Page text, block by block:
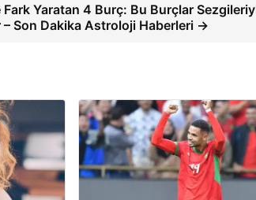
Fark Yaratan 4 Burç: Bu Burçlar
– Son Dakika Astroloji Haberleri →